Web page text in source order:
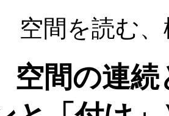
空間を読む
間の連続